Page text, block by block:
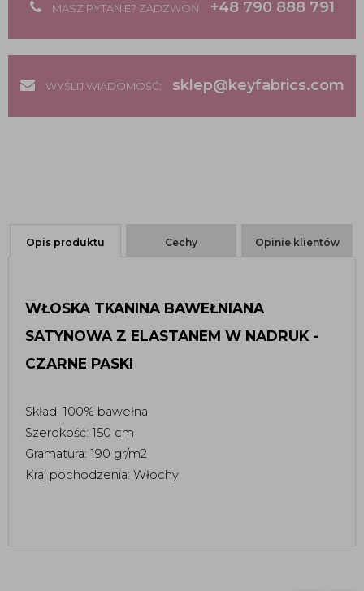
MASZ PYTANIE? ZADZWOŃ +48 790 888 791
WYŚLIJ WIADOMOŚĆ: sklep@keyfabrics.com
Opis produktu Cechy Opinie klientów
WŁOSKA TKANINA BAWEŁNIANA
SATYNOWA Z ELASTANEM W NADRUK -
CZARNE PASKI
Skład: 100% bawełna
Szerokość: 150 cm
Gramatura: 190 gr/m2
Kraj pochodzenia: Włochy